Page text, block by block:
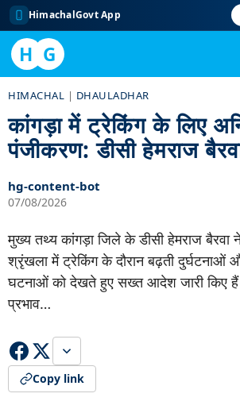
HimachalGovt App
H G
content
HIMACHAL | DHAULADHAR
कांगड़ा में ट्रेकिंग के लिए
पंजीकरण: डीसी हेमराज
hg-content-bot
07/08/2026
मुख्य तथ्य कांगड़ा जिले के डीसी हेमराज बैरवा ने
श्रृंखला में ट्रेकिंग के दौरान बढ़ती दुर्घटनाओं
घटनाओं को देखते हुए सख्त आदेश जारी किए
प्रभाव…
Copy link